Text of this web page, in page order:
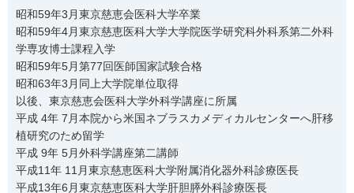
昭和59年3月東京慈恵会医科大学卒業
昭和59年4月東京慈恵医科大学大学院医学研究科外科系第二外科
学専攻博士課程入学
昭和59年5月第77回医師国家試験合格
昭和63年3月同上大学院単位取得
以後、東京慈恵会医科大学外科学講座に所属
平成 4年 7月本院から米国ネブラスカメディカルセンターへ肝移
植研究のため留学
平成 9年 5月外科学講座第二講師
平成11年 11月東京慈恵医科大学附属消化器外科診療医長
平成13年6月東京慈恵医科大学肝胆膵外科診療医長